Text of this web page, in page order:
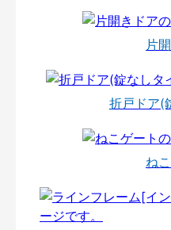
片
折戸ドア(
ね